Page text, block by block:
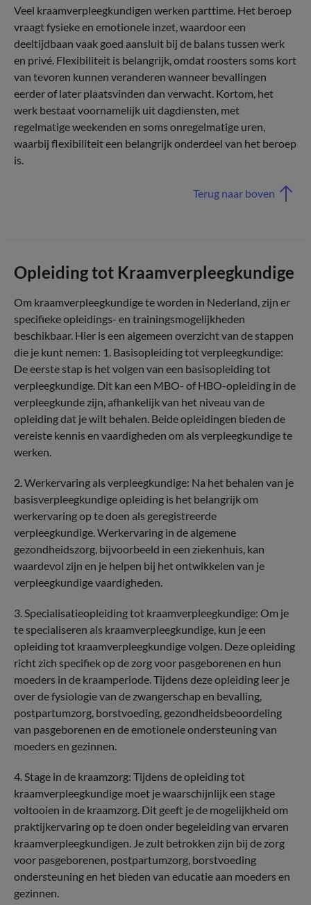
Veel kraamverpleegkundigen werken parttime. Het beroep
vraagt fysieke en emotionele inzet, waardoor een
deeltijdbaan vaak goed aansluit bij de balans tussen werk
en privé. Flexibiliteit is belangrijk, omdat roosters soms kort
van tevoren kunnen veranderen wanneer bevallingen
eerder of later plaatsvinden dan verwacht. Kortom, het
werk bestaat voornamelijk uit dagdiensten, met
regelmatige weekenden en soms onregelmatige uren,
waarbij flexibiliteit een belangrijk onderdeel van het beroep
is.
Terug naar boven
Opleiding tot Kraamverpleegkundige
Om kraamverpleegkundige te worden in Nederland, zijn er
specifieke opleidings- en trainingsmogelijkheden
beschikbaar. Hier is een algemeen overzicht van de stappen
die je kunt nemen: 1. Basisopleiding tot verpleegkundige:
De eerste stap is het volgen van een basisopleiding tot
verpleegkundige. Dit kan een MBO- of HBO-opleiding in de
verpleegkunde zijn, afhankelijk van het niveau van de
opleiding dat je wilt behalen. Beide opleidingen bieden de
vereiste kennis en vaardigheden om als verpleegkundige te
werken.
2. Werkervaring als verpleegkundige: Na het behalen van je
basisverpleegkundige opleiding is het belangrijk om
werkervaring op te doen als geregistreerde
verpleegkundige. Werkervaring in de algemene
gezondheidszorg, bijvoorbeeld in een ziekenhuis, kan
waardevol zijn en je helpen bij het ontwikkelen van je
verpleegkundige vaardigheden.
3. Specialisatieopleiding tot kraamverpleegkundige: Om je
te specialiseren als kraamverpleegkundige, kun je een
opleiding tot kraamverpleegkundige volgen. Deze opleiding
richt zich specifiek op de zorg voor pasgeborenen en hun
moeders in de kraamperiode. Tijdens deze opleiding leer je
over de fysiologie van de zwangerschap en bevalling,
postpartumzorg, borstvoeding, gezondheidsbeoordeling
van pasgeborenen en de emotionele ondersteuning van
moeders en gezinnen.
4. Stage in de kraamzorg: Tijdens de opleiding tot
kraamverpleegkundige moet je waarschijnlijk een stage
voltooien in de kraamzorg. Dit geeft je de mogelijkheid om
praktijkervaring op te doen onder begeleiding van ervaren
kraamverpleegkundigen. Je zult betrokken zijn bij de zorg
voor pasgeborenen, postpartumzorg, borstvoeding
ondersteuning en het bieden van educatie aan moeders en
gezinnen.